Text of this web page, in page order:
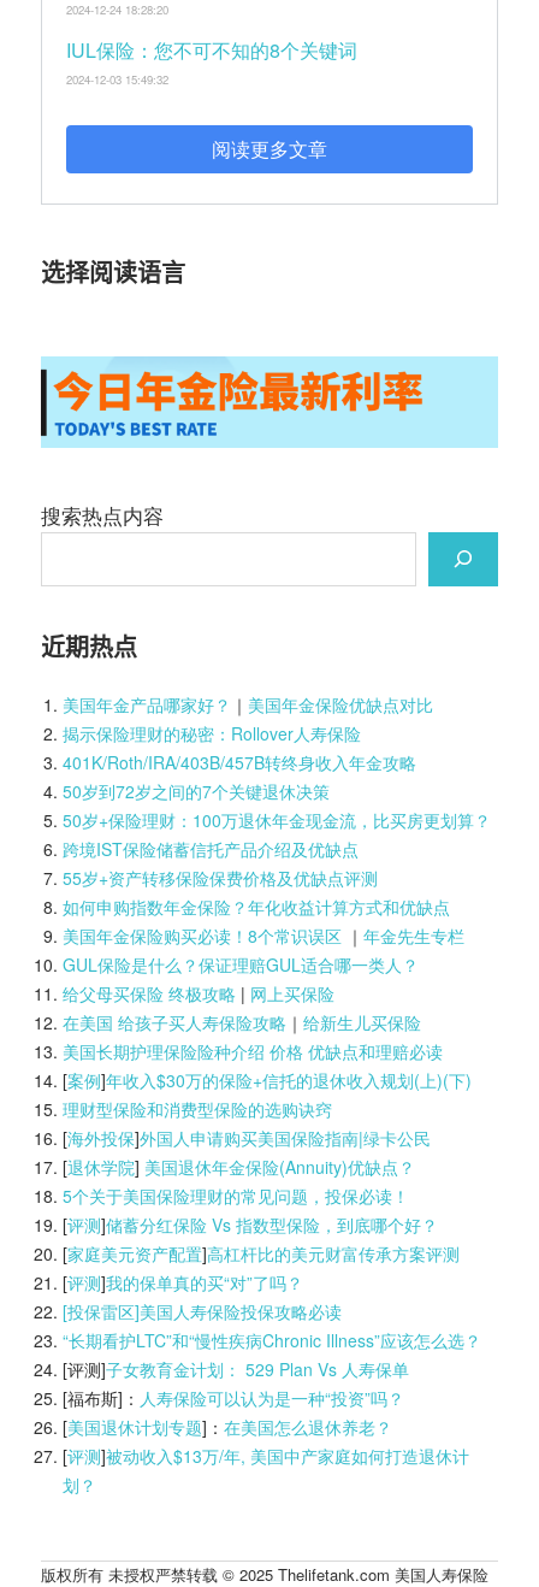
2024-12-24 18:28:20
IUL保险：您不可不知的8个关键词
2024-12-03 15:49:32
阅读更多文章
选择阅读语言
搜索热点内容
近期热点
美国年金产品哪家好？ ｜ 美国年金保险优缺点对比
揭示保险理财的秘密：Rollover人寿保险
401K/Roth/IRA/403B/457B转终身收入年金攻略
50岁到72岁之间的7个关键退休决策
50岁+保险理财：100万退休年金现金流，比买房更划算？
跨境IST保险储蓄信托产品介绍及优缺点
55岁+资产转移保险保费价格及优缺点评测
如何申购指数年金保险？年化收益计算方式和优缺点
美国年金保险购买必读！8个常识误区｜ 年金先生专栏
GUL保险是什么？保证理赔GUL适合哪一类人？
给父母买保险 终极攻略| 网上买保险
在美国 给孩子买人寿保险攻略｜ 给新生儿买保险
美国长期护理保险险种介绍 价格 优缺点和理赔必读
[案例]年收入$30万的保险+信托的退休收入规划(上)(下)
理财型保险和消费型保险的选购诀窍
[海外投保]外国人申请购买美国保险指南|绿卡公民
[退休学院] 美国退休年金保险(Annuity)优缺点？
5个关于美国保险理财的常见问题，投保必读！
[评测]储蓄分红保险 Vs 指数型保险，到底哪个好？
[家庭美元资产配置]高杠杆比的美元财富传承方案评测
[评测]我的保单真的买“对”了吗？
[投保雷区]美国人寿保险投保攻略必读
“长期看护LTC”和“慢性疾病Chronic Illness”应该怎么选？
[评测]子女教育金计划： 529 Plan Vs 人寿保单
[福布斯]： 人寿保险可以认为是一种“投资”吗？
[美国退休计划专题]： 在美国怎么退休养老？
[评测]被动收入$13万/年, 美国中产家庭如何打造退休计
划？
版权所有 未授权严禁转载 © 2025 Thelifetank.com 美国人寿保险